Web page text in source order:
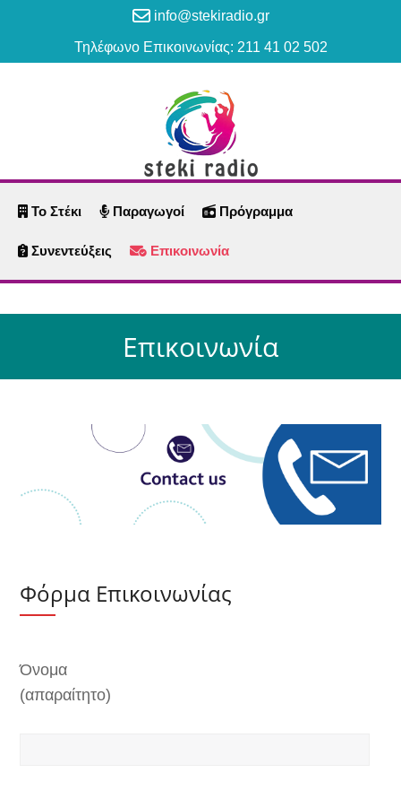
info@stekiradio.gr
Τηλέφωνο Επικοινωνίας: 211 41 02 502
Το Στέκι Παραγωγοί Πρόγραμμα
Συνεντεύξεις Επικοινωνία
Επικοινωνία
Φόρμα Επικοινωνίας
Όνομα
(απαραίτητο)